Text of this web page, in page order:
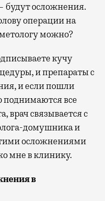
будут осложнения.
операции на
можно?
кучу
и препараты с
и если пошли
поднимаются все
врач связывается с
домушника и
осложнениями
мне в клинику.
в